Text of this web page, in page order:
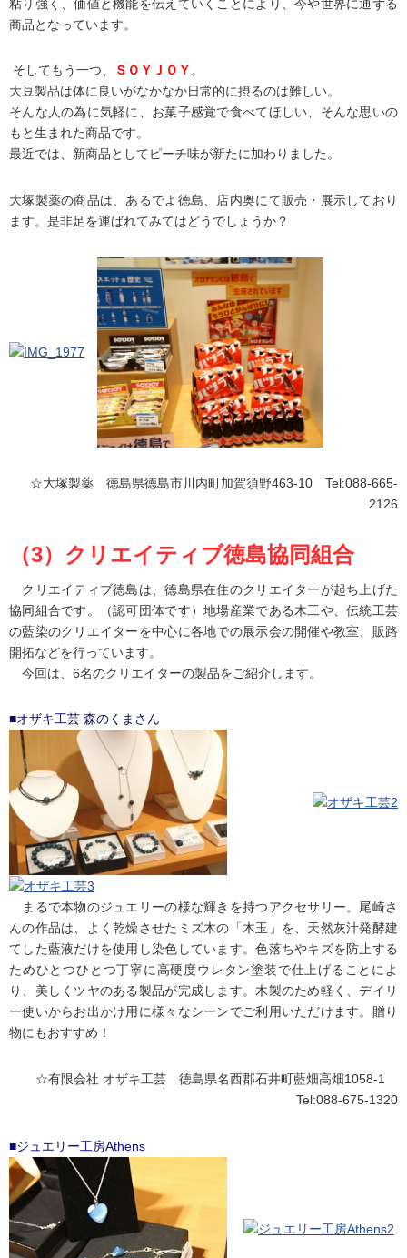
粘り強く、価値と機能を伝えていくことにより、今や世界に通ずる
商品となっています。
そしてもう一つ、 ＳＯＹＪＯＹ。
大豆製品は体に良いがなかなか日常的に摂るのは難しい。
そんな人の為に気軽に、お菓子感覚で食べてほしい、そんな思いの
もと生まれた商品です。
最近では、新商品としてピーチ味が新たに加わりました。
大塚製薬の商品は、あるでよ徳島、店内奥にて販売・展示しており
ます。是非足を運ばれてみてはどうでしょうか？
☆大塚製薬 徳島県徳島市川内町加賀須野463-10 Tel:088-665-
2126
（3）クリエイティブ徳島協同組合
クリエイティブ徳島は、徳島県在住のクリエイターが起ち上げた
協同組合です。（認可団体です）地場産業である木工や、伝統工芸
の藍染のクリエイターを中心に各地での展示会の開催や教室、販路
開拓などを行っています。
今回は、6名のクリエイターの製品をご紹介します。
■オザキ工芸 森のくまさん
まるで本物のジュエリーの様な輝きを持つアクセサリー。尾崎さ
んの作品は、よく乾燥させたミズ木の「木玉」を、天然灰汁発酵建
てした藍液だけを使用し染色しています。色落ちやキズを防止する
ためひとつひとつ丁寧に高硬度ウレタン塗装で仕上げることによ
り、美しくツヤのある製品が完成します。木製のため軽く、デイリ
ー使いからお出かけ用に様々なシーンでご利用いただけます。贈り
物にもおすすめ！
☆有限会社 オザキ工芸 徳島県名西郡石井町藍畑高畑1058-1
Tel:088-675-1320
■ジュエリー工房Athens